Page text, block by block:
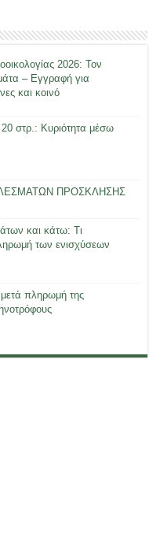
2026: Τον
– Εγγραφή για
και κοινό
στρ.: Κυριότητα μέσω
ΠΡΟΣΚΛΗΣΗΣ
και κάτω: Τι
των ενισχύσεων
πληρωμή της